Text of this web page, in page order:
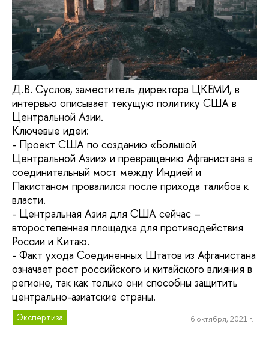
Д.В. Суслов, заместитель директора ЦКЕМИ, в
интервью описывает текущую политику США в
Центральной Азии.
Ключевые идеи:
- Проект США по созданию «Большой
Центральной Азии» и превращению Афганистана в
соединительный мост между Индией и
Пакистаном провалился после прихода талибов к
власти.
- Центральная Азия для США сейчас –
второстепенная площадка для противодействия
России и Китаю.
- Факт ухода Соединенных Штатов из Афганистана
означает рост российского и китайского влияния в
регионе, так как только они способны защитить
центрально-азиатские страны.
Экспертиза 6 октября, 2021 г.